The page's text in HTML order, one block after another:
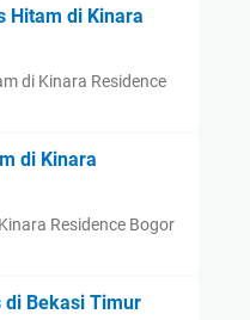
Hitam di Kinara
di Kinara Residence
di Kinara
Residence Bogor
di Bekasi Timur